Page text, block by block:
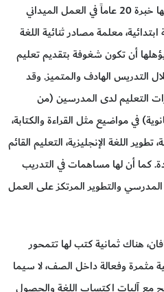
فريسنو المتوسطة، كما أن لديها خبرة 20 عاماً في العمل الميداني
معلمة مصادر ثنائية اللغة
أن تكون شغوفة بتقديم تعليم
التدريس الهادف والمتميز. وقد
التعليم لدى المدرسين (من
في مواضيع مثل القراءة والكتابة،
تطوير اللغة الإنجليزية، التعليم القائم
كما أن لها مساهمات في التدريب
المدرسي والتطوير المرتكز على العمل
هناك ثمانية كتب لها تتمحور
مثمرة وفعالة داخل الصف، لا سيما
مع آليات اكتساب اللغة والحصول